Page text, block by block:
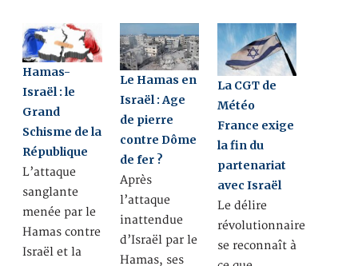
Hamas-
Israël : le
Grand
Schisme de la
République
L’attaque
sanglante
menée par le
Hamas contre
Israël et la
Le Hamas en
Israël : Age
de pierre
contre Dôme
de fer ?
Après
l’attaque
inattendue
d’Israël par le
Hamas, ses
La CGT de
Météo
France exige
la fin du
partenariat
avec Israël
Le délire
révolutionnaire
se reconnaît à